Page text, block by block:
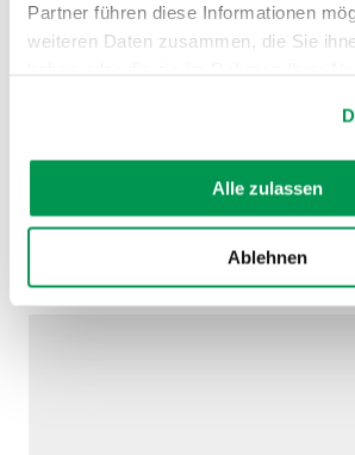
Partner führen diese Informationen
weiteren Daten zusammen, die Sie
Alle zulassen
Ablehnen
AUF DER KARTE ANZEIGEN